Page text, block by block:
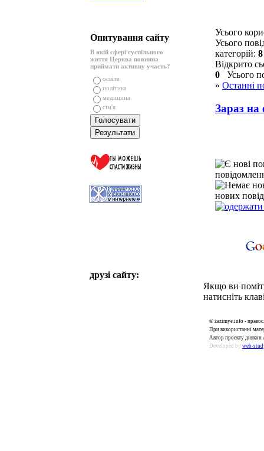
Опитування сайту
В якій сфері суспільного
життя Церква повинна
приймати активну участь?
освіта
політика
медицина
сім'я
друзі сайту:
Усього
Усього
категорій: 8
Відкрито
0 Усього
» Останні
Зараз
нових
Якщо ви
натисніть
© zazimye.info -
При використанні
Автор проекту диякон
Developed by web-